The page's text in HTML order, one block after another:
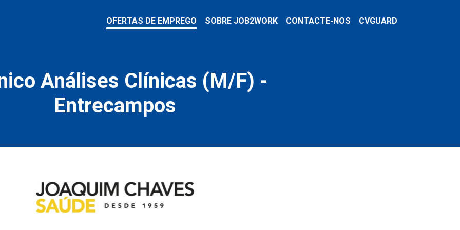
OFERTAS DE EMPREGO SOBRE JOB2WORK CONTACTE-NOS CVGUARD
Análises Clínicas (M/F) -
Entrecampos